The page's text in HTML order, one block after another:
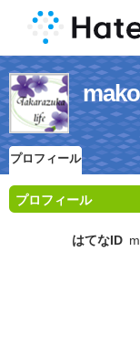
プロフィール
プロフィール
はてなID